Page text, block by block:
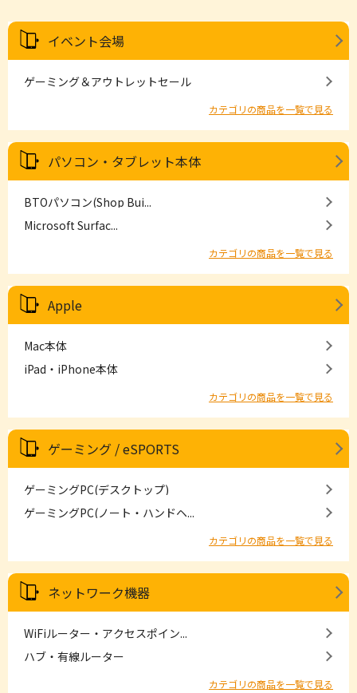
イベント会場
ゲーミング＆アウトレットセール
カテゴリの商品を一覧で見る
パソコン・タブレット本体
BTOパソコン(Shop Bui...
Microsoft Surfac...
カテゴリの商品を一覧で見る
Apple
Mac本体
iPad・iPhone本体
カテゴリの商品を一覧で見る
ゲーミング / eSPORTS
ゲーミングPC(デスクトップ)
ゲーミングPC(ノート・ハンドヘ...
カテゴリの商品を一覧で見る
ネットワーク機器
WiFiルーター・アクセスポイン...
ハブ・有線ルーター
カテゴリの商品を一覧で見る